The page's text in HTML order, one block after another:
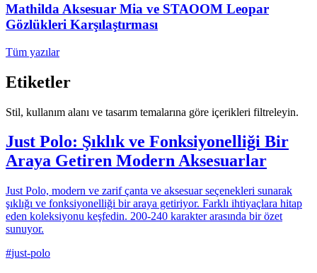
Mathilda Aksesuar Mia ve STAOOM Leopar
Gözlükleri Karşılaştırması
Tüm yazılar
Etiketler
Stil, kullanım alanı ve tasarım temalarına göre içerikleri filtreleyin.
Just Polo: Şıklık ve Fonksiyonelliği Bir
Araya Getiren Modern Aksesuarlar
Just Polo, modern ve zarif çanta ve aksesuar seçenekleri sunarak
şıklığı ve fonksiyonelliği bir araya getiriyor. Farklı ihtiyaçlara hitap
eden koleksiyonu keşfedin. 200-240 karakter arasında bir özet
sunuyor.
#just-polo